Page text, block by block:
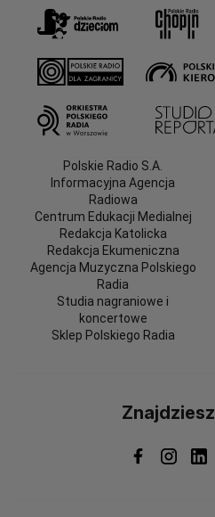
Polskie Radio S.A.
Informacyjna Agencja
Radiowa
Centrum Edukacji Medialnej
Redakcja Katolicka
Redakcja Ekumeniczna
Agencja Muzyczna Polskiego
Radia
Studia nagraniowe i
koncertowe
Sklep Polskiego Radia